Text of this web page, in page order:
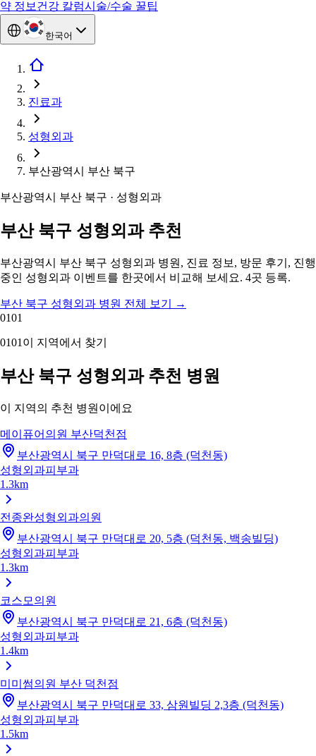
약 정보 건강 칼럼시술/수술 꿀팁
한국어
진료과
성형외과
부산광역시 부산 북구
부산광역시 부산 북구 · 성형외과
부산 북구 성형외과 추천
부산광역시 부산 북구 성형외과 병원, 진료 정보, 방문 후기, 진행
중인 성형외과 이벤트를 한곳에서 비교해 보세요. 4곳 등록.
부산 북구 성형외과 병원 전체 보기
→
0101
0101 이 지역에서 찾기
부산 북구 성형외과 추천 병원
이 지역의 추천 병원이에요
메이퓨어의원 부산덕천점
부산광역시 북구 만덕대로 16, 8층 (덕천동)
성형외과피부과
1.3km
전종완성형외과의원
부산광역시 북구 만덕대로 20, 5층 (덕천동, 백송빌딩)
성형외과피부과
1.3km
코스모의원
부산광역시 북구 만덕대로 21, 6층 (덕천동)
성형외과피부과
1.4km
미미썸의원 부산 덕천점
부산광역시 북구 만덕대로 33, 삼원빌딩 2,3층 (덕천동)
성형외과피부과
1.5km